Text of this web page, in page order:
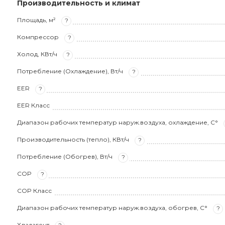
Производительность и климат
Площадь, м² ?
Компрессор ?
Холод, КВт/ч ?
Потребление (Охлаждение), Вт/ч ?
EER ?
EER Класс
Диапазон рабочих температур наруж.воздуха, охлаждение, С°
Производительность (тепло), КВт/ч ?
Потребление (Обогрев), Вт/ч ?
COP ?
COP Класс
Диапазон рабочих температур наруж.воздуха, обогрев, С° ?